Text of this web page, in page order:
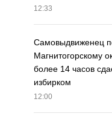
12:33
Самовыдвиженец
Магнитогорскому
более 14 часов
избирком
12:00